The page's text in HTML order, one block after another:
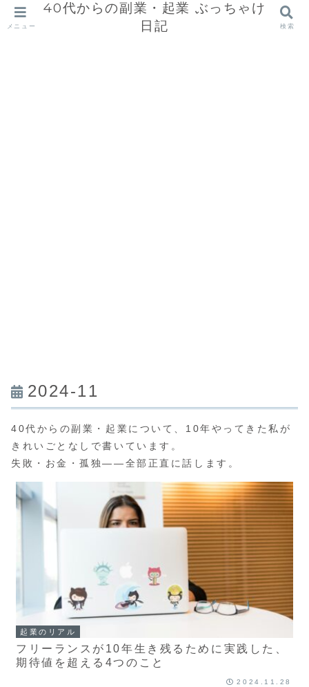
2024-11
40代からの副業・起業について、10年やってきた私が
きれいごとなしで書いています。
失敗・お金・孤独——全部正直に話します。
起業のリアル
フリーランスが10年生き残るために実践した、
期待値を超える4つのこと
2024.11.28
メニュー
40代からの副業・起業 ぶっちゃけ
日記
検索